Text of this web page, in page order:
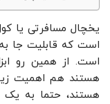
یخچال مسافرتی یا
است که قابلیت جا
است. از همین رو
هستند هم اهمیت
هستند، حتما به یک